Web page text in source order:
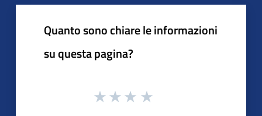
Quanto sono chiare le informazioni
su questa pagina?